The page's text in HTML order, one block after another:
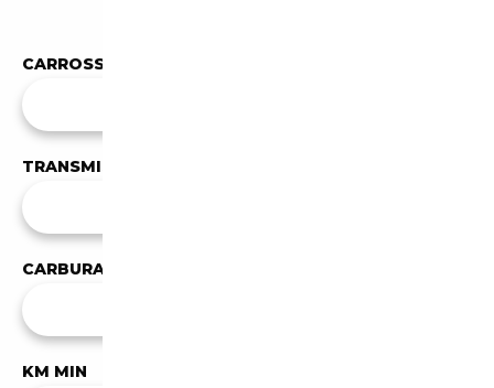
CARROSSERIE
TRANSMISSION
CARBURANT
KM MIN